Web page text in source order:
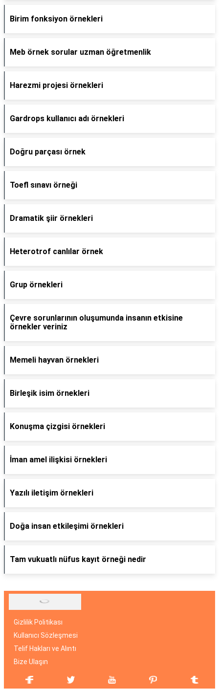
Birim fonksiyon örnekleri
Meb örnek sorular uzman öğretmenlik
Harezmi projesi örnekleri
Gardrops kullanıcı adı örnekleri
Doğru parçası örnek
Toefl sınavı örneği
Dramatik şiir örnekleri
Heterotrof canlılar örnek
Grup örnekleri
Çevre sorunlarının oluşumunda insanın etkisine
örnekler veriniz
Memeli hayvan örnekleri
Birleşik isim örnekleri
Konuşma çizgisi örnekleri
İman amel ilişkisi örnekleri
Yazılı iletişim örnekleri
Doğa insan etkileşimi örnekleri
Tam vukuatlı nüfus kayıt örneği nedir
Gizlilik Politikası
Kullanıcı Sözleşmesi
Telif Hakları ve Alıntı
Bize Ulaşın